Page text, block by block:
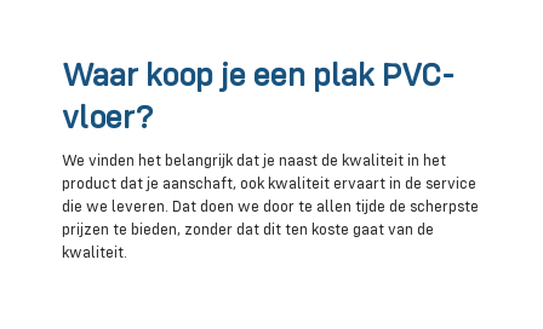
Waar koop je een plak PVC-
vloer?
We vinden het belangrijk dat je naast de kwaliteit in het
product dat je aanschaft, ook kwaliteit ervaart in de service
die we leveren. Dat doen we door te allen tijde de scherpste
prijzen te bieden, zonder dat dit ten koste gaat van de
kwaliteit.